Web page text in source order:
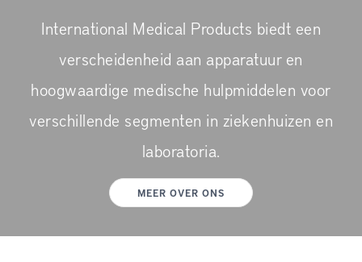
International Medical Products biedt een
verscheidenheid aan apparatuur en
hoogwaardige medische hulpmiddelen voor
verschillende segmenten in ziekenhuizen en
laboratoria.
MEER OVER ONS